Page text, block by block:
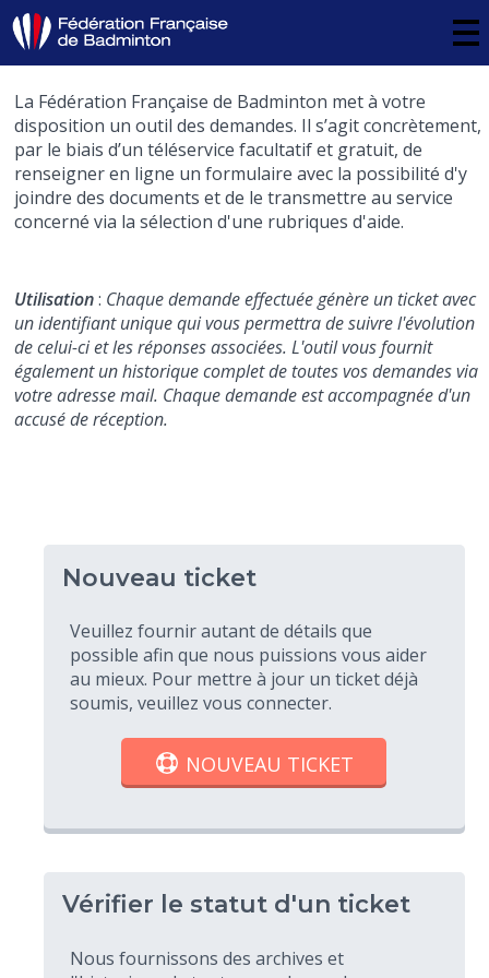
La Fédération Française de Badminton met à votre
disposition un outil des demandes. Il s’agit concrètement,
par le biais d’un téléservice facultatif et gratuit, de
renseigner en ligne un formulaire avec la possibilité d'y
joindre des documents et de le transmettre au service
concerné via la sélection d'une rubriques d'aide.
Utilisation: Chaque demande effectuée génère un ticket avec
un identifiant unique qui vous permettra de suivre l'évolution
de celui-ci et les réponses associées. L'outil vous fournit
également un historique complet de toutes vos demandes via
votre adresse mail. Chaque demande est accompagnée d'un
accusé de réception.
Nouveau ticket
Veuillez fournir autant de détails que
possible afin que nous puissions vous aider
au mieux. Pour mettre à jour un ticket déjà
soumis, veuillez vous connecter.
NOUVEAU TICKET
Vérifier le statut d'un ticket
Nous fournissons des archives et